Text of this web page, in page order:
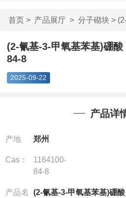
首页> 产品展厅> 分子砌块>
...
(2-氰基-3-甲氧基苯基)硼
84-8
2025-09-22
产品详
产地 郑州
Cas：
1164100-
84-8
产品名
(2-氰基-3-甲氧基苯基)硼